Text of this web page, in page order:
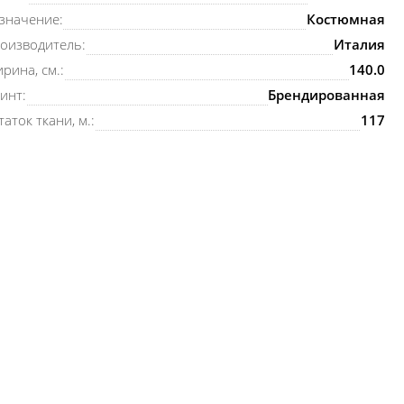
Костюмная
Италия
см.:
140.0
Брендированная
ткани, м.:
117